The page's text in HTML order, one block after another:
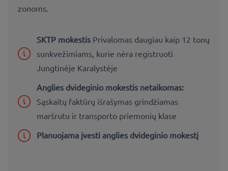
zonoms.
SKTP mokestis Privalomas daugiau kaip 12 tonų
sunkvežimiams, kurie nėra registruoti
Jungtinėje Karalystėje
Anglies dvideginio mokestis netaikomas:
Sąskaitų faktūrų išrašymas grindžiamas
maršrutu ir transporto priemonių klase
Planuojama įvesti anglies dvideginio mokestį